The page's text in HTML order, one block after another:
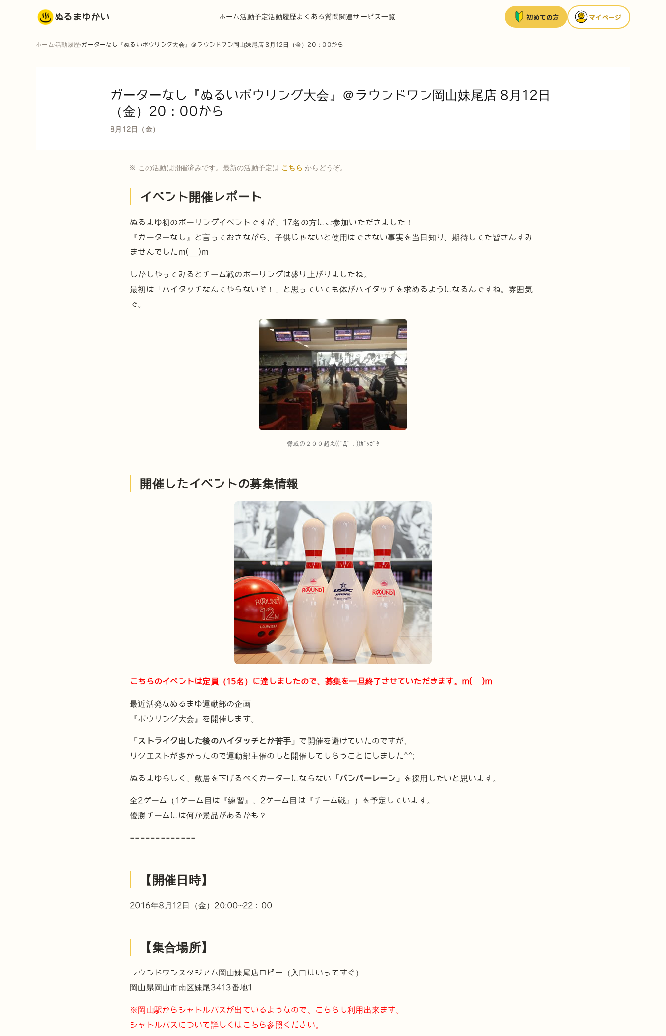
ぬるまゆかい ホーム活動予定活動履歴よくある質問 関連サービス一覧 初めての方 マイページ
ホーム ›活動履歴›ガーターなし『ぬるいボウリング大会』＠ラウンドワン岡山妹尾店 8月12日（金）20：00から
ガーターなし『ぬるいボウリング大会』＠ラウンドワン岡山妹尾店 8月12日
（金）20：00から
8月12日（金）
※ この活動は開催済みです。最新の活動予定は こちら からどうぞ。
イベント開催レポート
ぬるまゆ初のボーリングイベントですが、17名の方にご参加いただきました！
『ガーターなし』と言っておきながら、子供じゃないと使用はできない事実を当日知り、期待してた皆さんすみ
ませんでしたm(__)m
しかしやってみるとチーム戦のボーリングは盛り上がりましたね。
最初は「ハイタッチなんてやらないぞ！」と思っていても体がハイタッチを求めるようになるんですね。雰囲気
で。
脅威の２００超え((ﾟДﾟ；))ｶﾞﾀｶﾞﾀ
開催したイベントの募集情報
こちらのイベントは定員（15名）に達しましたので、募集を一旦終了させていただきます。m(__)m
最近活発なぬるまゆ運動部の企画
『ボウリング大会』を開催します。
「ストライク出した後のハイタッチとか苦手」 で開催を避けていたのですが、
リクエストが多かったので運動部主催のもと開催してもらうことにしました^^;
ぬるまゆらしく、敷居を下げるべくガーターにならない 「バンパーレーン」 を採用したいと思います。
全2ゲーム（1ゲーム目は『練習』、2ゲーム目は『チーム戦』）を予定しています。
優勝チームには何か景品があるかも？
=============
【開催日時】
2016年8月12日（金）20:00~22：00
【集合場所】
ラウンドワンスタジアム岡山妹尾店ロビー（入口はいってすぐ）
岡山県岡山市南区妹尾3413番地1
※岡山駅からシャトルバスが出ているようなので、こちらも利用出来ます。
シャトルバスについて詳しくはこちら参照ください。